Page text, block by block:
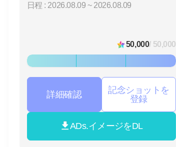
日程 : 2026.08.09 ~ 2026.08.09
50,000/ 50,000
詳細確認
記念ショットを
登録
ADs.イメージをDL